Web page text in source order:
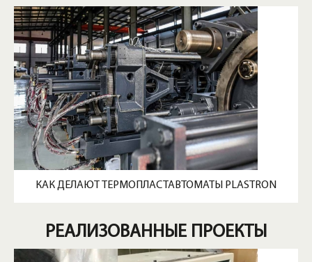
КАК ДЕЛАЮТ ТЕРМОПЛАСТАВТОМАТЫ PLASTRON
РЕАЛИЗОВАННЫЕ ПРОЕКТЫ